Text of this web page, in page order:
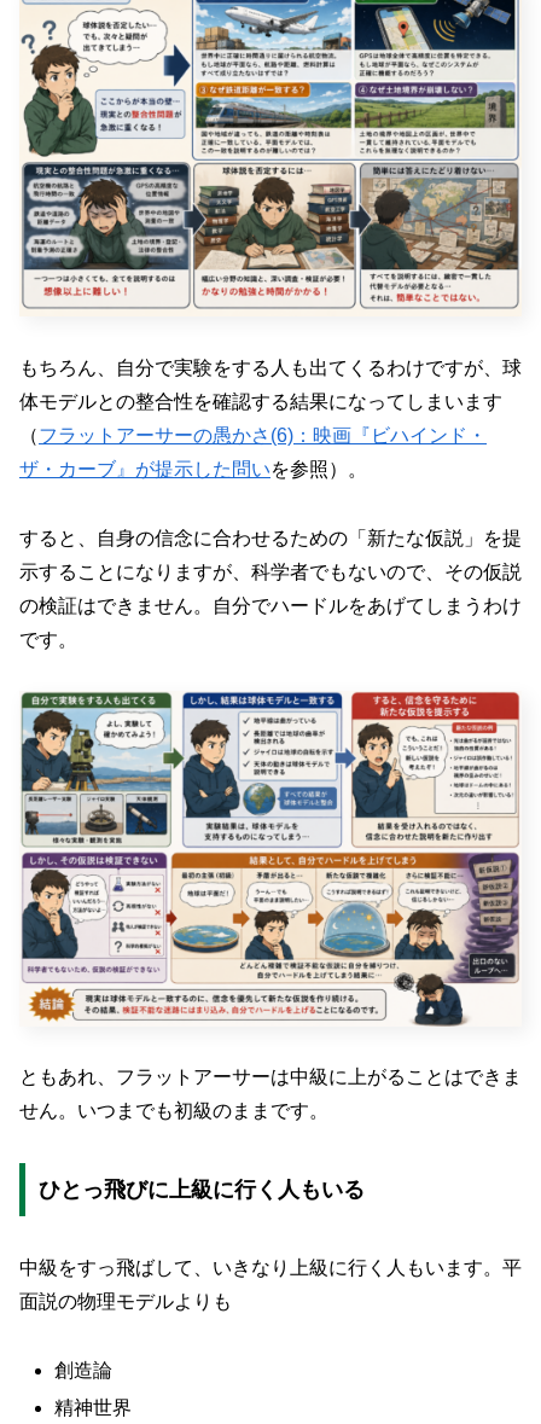
もちろん、自分で実験をする人も出てくるわけですが、球
体モデルとの整合性を確認する結果になってしまいます
（フラットアーサーの愚かさ(6)：映画『ビハインド・
ザ・カーブ』が提示した問いを参照）。
すると、自身の信念に合わせるための「新たな仮説」を提
示することになりますが、科学者でもないので、その仮説
の検証はできません。自分でハードルをあげてしまうわけ
です。
ともあれ、フラットアーサーは中級に上がることはできま
せん。いつまでも初級のままです。
ひとっ飛びに上級に行く人もいる
中級をすっ飛ばして、いきなり上級に行く人もいます。平
面説の物理モデルよりも
創造論
精神世界